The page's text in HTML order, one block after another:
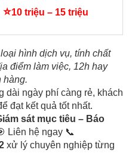
⭐10 triệu – 15 triệu
loại hình dịch vụ, tính chất
điểm làm việc, 12h hay
hàng.
dài ngày phí càng rẻ, khách
đạt kết quả tốt nhất.
sát mục tiêu – Báo
Liên hệ ngay 📞
xử lý chuyên nghiệp từng